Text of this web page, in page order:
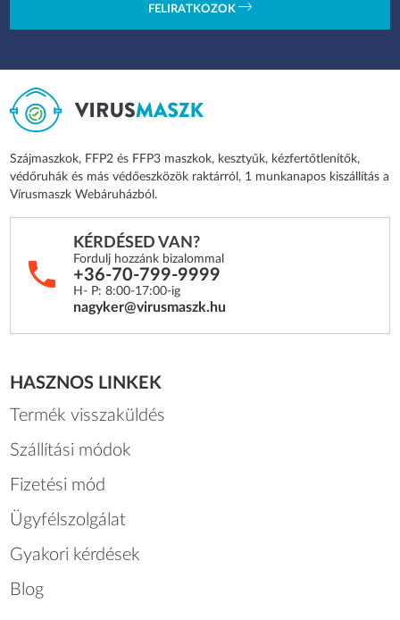
FELIRATKOZOK
Szájmaszkok, FFP2 és FFP3 maszkok, kesztyűk, kézfertőtlenítők,
védőruhák és más védőeszközök raktárról, 1 munkanapos kiszállítás a
Vírusmaszk Webáruházból.
KÉRDÉSED VAN?
Fordulj hozzánk bizalommal
+36-70-799-9999
H- P: 8:00-17:00-ig
nagyker@virusmaszk.hu
HASZNOS LINKEK
Termék visszaküldés
Szállítási módok
Fizetési mód
Ügyfélszolgálat
Gyakori kérdések
Blog